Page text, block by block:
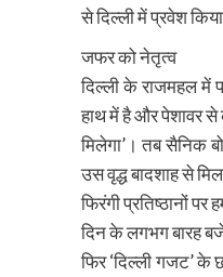
से दिल्ली में प्रवेश
जफर को नेतृत्व
दिल्ली के राजमहल में
हाथ में है और पेशावर
मिलेगा’। तब सैनिक
उस वृद्ध बादशाह से
फिरंगी प्रतिष्ठानों पर
दिन के लगभग बारह
फिर ‘दिल्ली गजट’ के